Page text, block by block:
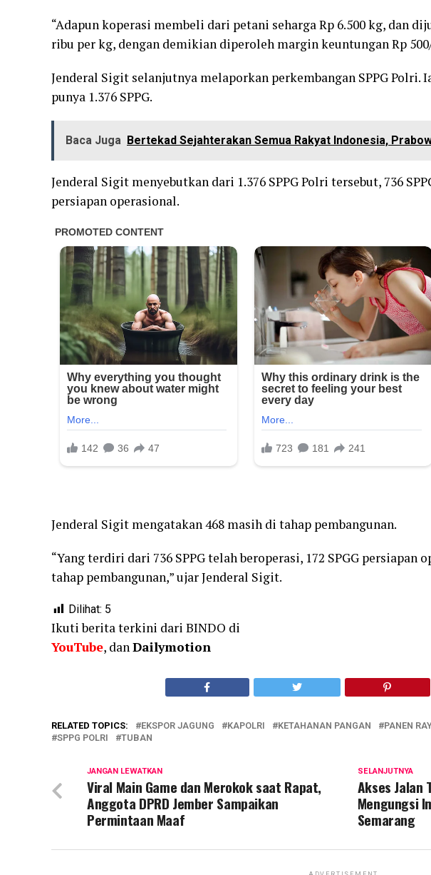
“Adapun koperasi membeli dari petani seharga Rp 6.500 kg, dan
ribu per kg, dengan demikian diperoleh margin keuntungan Rp
Jenderal Sigit selanjutnya melaporkan perkembangan SPPG Polri.
punya 1.376 SPPG.
Baca Juga Bertekad Sejahterakan Semua Rakyat Indonesia,
Jenderal Sigit menyebutkan dari 1.376 SPPG Polri tersebut, 736
persiapan operasional.
Jenderal Sigit mengatakan 468 masih di tahap pembangunan.
“Yang terdiri dari 736 SPPG telah beroperasi, 172 SPGG persiapan
tahap pembangunan,” ujar Jenderal Sigit.
Dilihat: 5
Ikuti berita terkini dari BINDO di
YouTube, danDailymotion
RELATED TOPICS: EKSPOR JAGUNG KAPOLRI KETAHANAN PANGAN PANEN
SPPG POLRI
TUBAN
SELANJUTNYA
Akses Jalan
Mengungsi
Semarang
JANGAN LEWATKAN
Viral Main Game dan Merokok saat Rapat,
Anggota DPRD Jember Sampaikan
Permintaan Maaf